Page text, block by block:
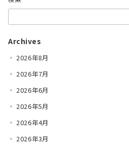
Archives
2026年8月
2026年7月
2026年6月
2026年5月
2026年4月
2026年3月